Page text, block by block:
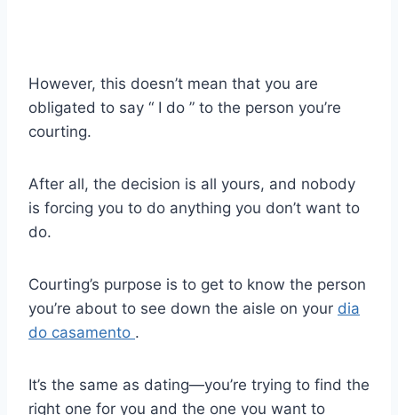
However, this doesn’t mean that you are
obligated to say “ I do ” to the person you’re
courting.
After all, the decision is all yours, and nobody
is forcing you to do anything you don’t want to
do.
Courting’s purpose is to get to know the person
you’re about to see down the aisle on your dia
do casamento .
It’s the same as dating—you’re trying to find the
right one for you and the one you want to